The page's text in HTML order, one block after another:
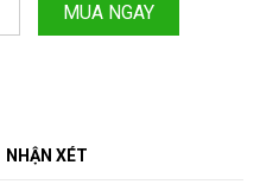
MUA NGAY
NHẬN XÉT